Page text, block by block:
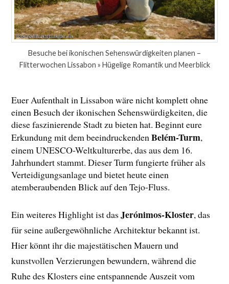
Besuche bei ikonischen Sehenswürdigkeiten planen –
Flitterwochen Lissabon » Hügelige Romantik und Meerblick
Euer Aufenthalt in Lissabon wäre nicht komplett ohne
einen Besuch der ikonischen Sehenswürdigkeiten, die
diese faszinierende Stadt zu bieten hat. Beginnt eure
Erkundung mit dem beeindruckendenBelém-Turm,
einem UNESCO-Weltkulturerbe, das aus dem 16.
Jahrhundert stammt. Dieser Turm fungierte früher als
Verteidigungsanlage und bietet heute einen
atemberaubenden Blick auf den Tejo-Fluss.
Ein weiteres Highlight ist dasJerónimos-Kloster, das
für seine außergewöhnliche Architektur bekannt ist.
Hier könnt ihr die majestätischen Mauern und
kunstvollen Verzierungen bewundern, während die
Ruhe des Klosters eine entspannende Auszeit vom